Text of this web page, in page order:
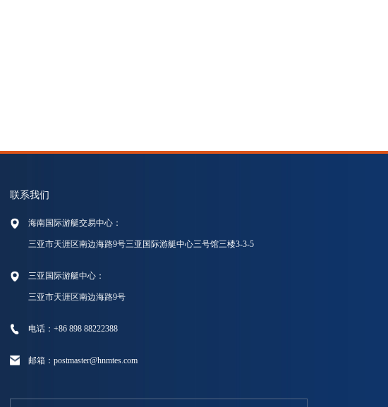
联系我们
海南国际游艇交易中心：
三亚市天涯区南边海路9号三亚国际游艇中心三号馆三楼3-3-5
三亚国际游艇中心：
三亚市天涯区南边海路9号
电话：+86 898 88222388
邮箱：postmaster@hnmtes.com